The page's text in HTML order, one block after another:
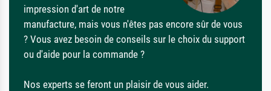
impression d'art de notre
manufacture, mais vous n'êtes pas encore sûr de vous
? Vous avez besoin de conseils sur le choix du support
ou d'aide pour la commande ?
Nos experts se feront un plaisir de vous aider.